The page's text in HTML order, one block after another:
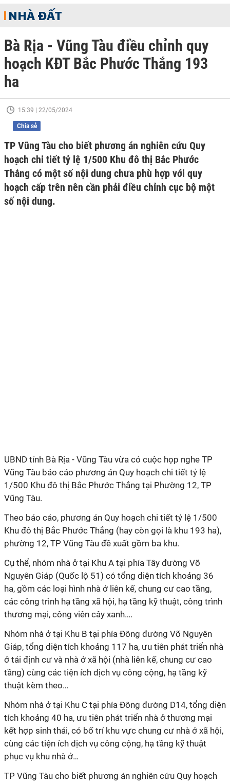
NHÀ ĐẤT
Bà Rịa - Vũng Tàu điều chỉnh quy
hoạch KĐT Bắc Phước Thắng 193
ha
15:39 | 22/05/2024
Chia sẻ
TP Vũng Tàu cho biết phương án nghiên cứu Quy
hoạch chi tiết tỷ lệ 1/500 Khu đô thị Bắc Phước
Thắng có một số nội dung chưa phù hợp với quy
hoạch cấp trên nên cần phải điều chỉnh cục bộ một
số nội dung.
UBND tỉnh Bà Rịa - Vũng Tàu vừa có cuộc họp nghe TP
Vũng Tàu báo cáo phương án Quy hoạch chi tiết tỷ lệ
1/500 Khu đô thị Bắc Phước Thắng tại Phường 12, TP
Vũng Tàu.
Theo báo cáo, phương án Quy hoạch chi tiết tỷ lệ 1/500
Khu đô thị Bắc Phước Thắng (hay còn gọi là khu 193 ha),
phường 12, TP Vũng Tàu đề xuất gồm ba khu.
Cụ thể, nhóm nhà ở tại Khu A tại phía Tây đường Võ
Nguyên Giáp (Quốc lộ 51) có tổng diện tích khoảng 36
ha, gồm các loại hình nhà ở liên kế, chung cư cao tầng,
các công trình hạ tầng xã hội, hạ tầng kỹ thuật, công trình
thương mại, công viên cây xanh….
Nhóm nhà ở tại Khu B tại phía Đông đường Võ Nguyên
Giáp, tổng diện tích khoảng 117 ha, ưu tiên phát triển nhà
ở tái định cư và nhà ở xã hội (nhà liên kế, chung cư cao
tầng) cùng các tiện ích dịch vụ công cộng, hạ tầng kỹ
thuật kèm theo…
Nhóm nhà ở tại Khu C tại phía Đông đường D14, tổng diện
tích khoảng 40 ha, ưu tiên phát triển nhà ở thương mại
kết hợp sinh thái, có bố trí khu vực chung cư nhà ở xã hội,
cùng các tiện ích dịch vụ công cộng, hạ tầng kỹ thuật
phục vụ khu nhà ở…
TP Vũng Tàu cho biết phương án nghiên cứu Quy hoạch